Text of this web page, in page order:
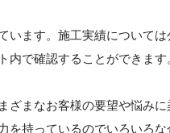
います。施工実績について
で確認することができます
ざまなお客様の要望や悩み
を持っているのでいろいろ